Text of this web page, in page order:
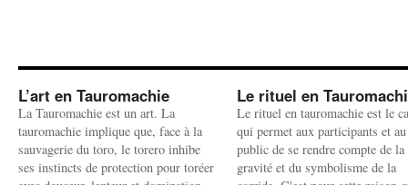
L’art en Tauromachie
La Tauromachie est un art. La
tauromachie implique que, face à la
sauvagerie du toro, le torero inhibe
ses instincts de protection pour toréer
Le rituel en
Le rituel en tauromachie est le
qui permet aux participants et au
public de se rendre compte de la
gravité et du symbolisme de la